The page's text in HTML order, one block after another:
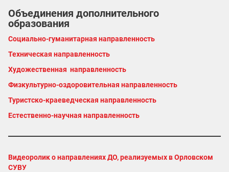
Объединения дополнительного
образования
Социально-гуманитарная направленность
Техническая направленность
Художественная направленность
Физкультурно-оздоровительная направленность
Туристско-краеведческая направленность
Естественно-научная направленность
Видеоролик о направлениях ДО, реализуемых в Орловском
СУВУ